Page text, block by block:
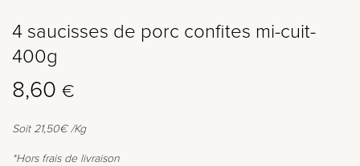
4 saucisses de porc confites mi-cuit-
400g
8,60 €
Soit 21,50€ /Kg
*Hors frais de livraison